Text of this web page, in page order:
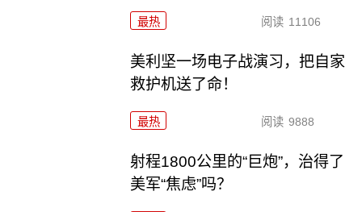
最热 阅读 11106
美利坚一场电子战演习，把自家
救护机送了命！
最热 阅读 9888
射程1800公里的“巨炮”，治得了
美军“焦虑”吗？